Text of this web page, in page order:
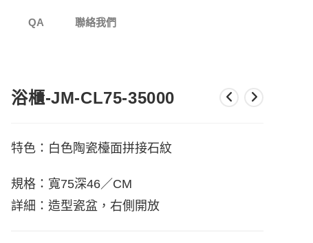
QA 聯絡我們
浴櫃-JM-CL75-35000
特色：白色陶瓷檯面拼接石紋
規格：寬75深46／CM
詳細：造型瓷盆，右側開放